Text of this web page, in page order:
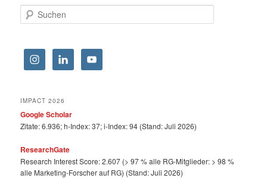
Suchen
IMPACT 2026
Google Scholar
Zitate: 6.936; h-Index: 37; i-Index: 94 (Stand: Juli 2026)
ResearchGate
Research Interest Score: 2.607 (> 97 % alle RG-Mitglieder: > 98 %
alle Marketing-Forscher auf RG) (Stand: Juli 2026)